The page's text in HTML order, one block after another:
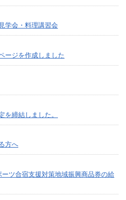
学会・料理講習会
ージを作成しました
を締結しました。
方へ
ーツ合宿支援対策地域振興商品券の給